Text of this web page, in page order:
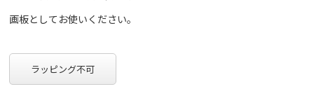
画板としてお使いください。
ラッピング不可